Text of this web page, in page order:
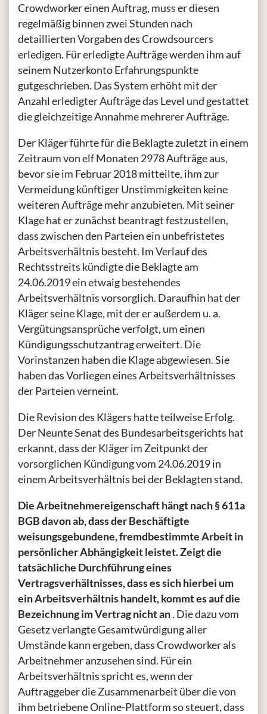
Crowdworker einen Auftrag, muss er diesen
regelmäßig binnen zwei Stunden nach
detaillierten Vorgaben des Crowdsourcers
erledigen. Für erledigte Aufträge werden ihm auf
seinem Nutzerkonto Erfahrungspunkte
gutgeschrieben. Das System erhöht mit der
Anzahl erledigter Aufträge das Level und gestattet
die gleichzeitige Annahme mehrerer Aufträge.
Der Kläger führte für die Beklagte zuletzt in einem
Zeitraum von elf Monaten 2978 Aufträge aus,
bevor sie im Februar 2018 mitteilte, ihm zur
Vermeidung künftiger Unstimmigkeiten keine
weiteren Aufträge mehr anzubieten. Mit seiner
Klage hat er zunächst beantragt festzustellen,
dass zwischen den Parteien ein unbefristetes
Arbeitsverhältnis besteht. Im Verlauf des
Rechtsstreits kündigte die Beklagte am
24.06.2019 ein etwaig bestehendes
Arbeitsverhältnis vorsorglich. Daraufhin hat der
Kläger seine Klage, mit der er außerdem u. a.
Vergütungsansprüche verfolgt, um einen
Kündigungsschutzantrag erweitert. Die
Vorinstanzen haben die Klage abgewiesen. Sie
haben das Vorliegen eines Arbeitsverhältnisses
der Parteien verneint.
Die Revision des Klägers hatte teilweise Erfolg.
Der Neunte Senat des Bundesarbeitsgerichts hat
erkannt, dass der Kläger im Zeitpunkt der
vorsorglichen Kündigung vom 24.06.2019 in
einem Arbeitsverhältnis bei der Beklagten stand.
Die Arbeitnehmereigenschaft hängt nach § 611a
BGB davon ab, dass der Beschäftigte
weisungsgebundene, fremdbestimmte Arbeit in
persönlicher Abhängigkeit leistet. Zeigt die
tatsächliche Durchführung eines
Vertragsverhältnisses, dass es sich hierbei um
ein Arbeitsverhältnis handelt, kommt es auf die
Bezeichnung im Vertrag nicht an. Die dazu vom
Gesetz verlangte Gesamtwürdigung aller
Umstände kann ergeben, dass Crowdworker als
Arbeitnehmer anzusehen sind. Für ein
Arbeitsverhältnis spricht es, wenn der
Auftraggeber die Zusammenarbeit über die von
ihm betriebene Online-Plattform so steuert, dass